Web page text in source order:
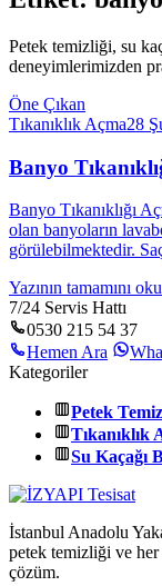
Petek temizliği, su
deneyimlerimizden
Öne Çıkan
Tıkanıklık Açma28
Banyo
Banyo Tıkanıklığı
olan banyoların
görülebilmektedir.
Yazının tamamını
7/24 Servis Hattı
0530 215 54 37
Hemen Ara
Kategoriler
Petek
Tıkanıklık
Su Kaçağı
İstanbul Anadolu
petek temizliği ve
çözüm.